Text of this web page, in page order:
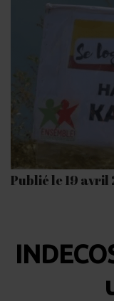
Publié le 19 avril